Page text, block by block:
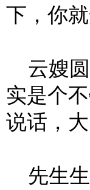
下，你
云嫂圆
实是个
说话，
先生生